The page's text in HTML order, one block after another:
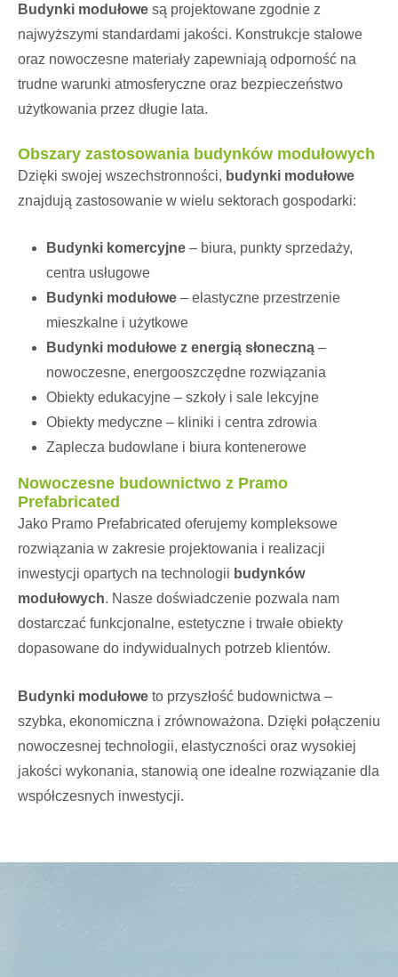
Budynki modułowe są projektowane zgodnie z
najwyższymi standardami jakości. Konstrukcje stalowe
oraz nowoczesne materiały zapewniają odporność na
trudne warunki atmosferyczne oraz bezpieczeństwo
użytkowania przez długie lata.
Obszary zastosowania budynków modułowych
Dzięki swojej wszechstronności, budynki modułowe
znajdują zastosowanie w wielu sektorach gospodarki:
Budynki komercyjne – biura, punkty sprzedaży,
centra usługowe
Budynki modułowe – elastyczne przestrzenie
mieszkalne i użytkowe
Budynki modułowe z energią słoneczną –
nowoczesne, energooszczędne rozwiązania
Obiekty edukacyjne – szkoły i sale lekcyjne
Obiekty medyczne – kliniki i centra zdrowia
Zaplecza budowlane i biura kontenerowe
Nowoczesne budownictwo z Pramo
Prefabricated
Jako Pramo Prefabricated oferujemy kompleksowe
rozwiązania w zakresie projektowania i realizacji
inwestycji opartych na technologii budynków
modułowych. Nasze doświadczenie pozwala nam
dostarczać funkcjonalne, estetyczne i trwałe obiekty
dopasowane do indywidualnych potrzeb klientów.
Budynki modułowe to przyszłość budownictwa –
szybka, ekonomiczna i zrównoważona. Dzięki połączeniu
nowoczesnej technologii, elastyczności oraz wysokiej
jakości wykonania, stanowią one idealne rozwiązanie dla
współczesnych inwestycji.